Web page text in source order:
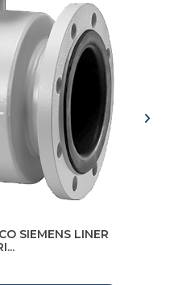
SIEMENS LINER